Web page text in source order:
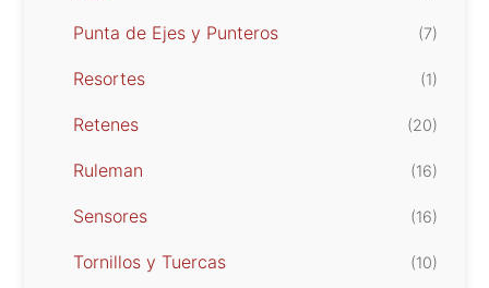
Punta de Ejes y Punteros (7)
Resortes (1)
Retenes (20)
Ruleman (16)
Sensores (16)
Tornillos y Tuercas (10)